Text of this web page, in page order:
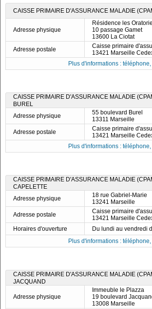
CAISSE PRIMAIRE D'ASSURANCE MALADIE
Adresse physique
Résidence les
10 passage Gamet
13600 La Ciotat
Adresse postale
Caisse primaire
13421 Marseille
Plus d'informations :
CAISSE PRIMAIRE D'ASSURANCE MALADIE
BUREL
Adresse physique
55 boulevard Burel
13311 Marseille
Adresse postale
Caisse primaire
13421 Marseille
Plus d'informations :
CAISSE PRIMAIRE D'ASSURANCE MALADIE
CAPELETTE
Adresse physique
18 rue Gabriel-Marie
13241 Marseille
Adresse postale
Caisse primaire
13421 Marseille
Horaires d'ouverture
Du lundi au vendredi
Plus d'informations :
CAISSE PRIMAIRE D'ASSURANCE MALADIE
JACQUAND
Adresse physique
Immeuble le Plazza
19 boulevard
13008 Marseille